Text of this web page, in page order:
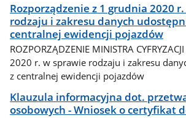
Rozporządzenie z 1 grudnia 2020
rodzaju i zakresu danych
centralnej ewidencji pojazdów
ROZPORZĄDZENIE MINISTRA
2020 r. w sprawie rodzaju i zakresu
z centralnej ewidencji pojazdów
Klauzula informacyjna dot.
osobowych - Wniosek o certyfikat